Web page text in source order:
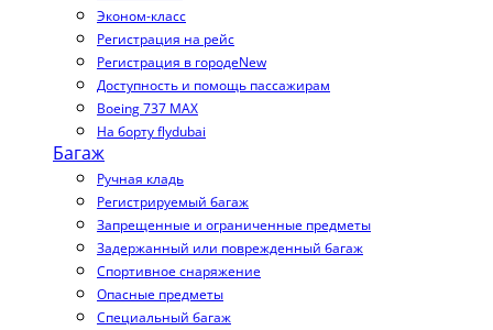
Эконом-класс
Регистрация на рейс
Регистрация в городеNew
Доступность и помощь пассажирам
Boeing 737 MAX
На борту flydubai
Багаж
Ручная кладь
Регистрируемый багаж
Запрещенные и ограниченные предметы
Задержанный или поврежденный багаж
Спортивное снаряжение
Опасные предметы
Специальный багаж